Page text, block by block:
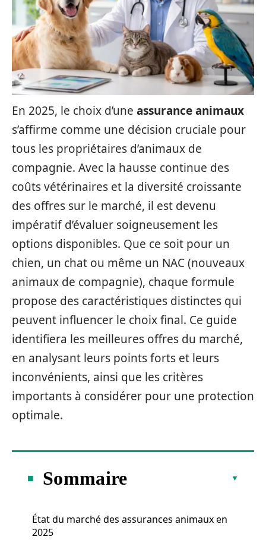
En 2025, le choix d’une assurance animaux
s’affirme comme une décision cruciale pour
tous les propriétaires d’animaux de
compagnie. Avec la hausse continue des
coûts vétérinaires et la diversité croissante
des offres sur le marché, il est devenu
impératif d’évaluer soigneusement les
options disponibles. Que ce soit pour un
chien, un chat ou même un NAC (nouveaux
animaux de compagnie), chaque formule
propose des caractéristiques distinctes qui
peuvent influencer le choix final. Ce guide
identifiera les meilleures offres du marché,
en analysant leurs points forts et leurs
inconvénients, ainsi que les critères
importants à considérer pour une protection
optimale.
Sommaire
État du marché des assurances animaux en
2025